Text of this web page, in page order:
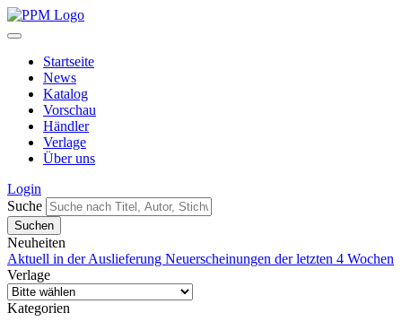
Startseite
News
Katalog
Vorschau
Händler
Verlage
Über uns
Login
Suche
Neuheiten
Aktuell in der Auslieferung Neuerscheinungen der letzten 4 Wochen
Verlage
Kategorien